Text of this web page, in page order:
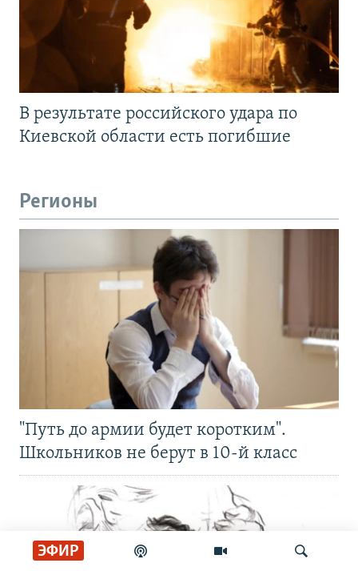
ЭФИР
В результате российского удара по
Киевской области есть погибшие
Регионы
"Путь до армии будет коротким".
Школьников не берут в 10-й класс